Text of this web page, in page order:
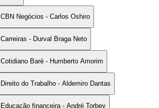
CBN Negócios - Carlos Oshiro
Carreiras - Durval Braga Neto
Cotidiano Baré - Humberto Amorim
Direito do Trabalho - Aldemiro Dantas
Educação financeira - André Torbey